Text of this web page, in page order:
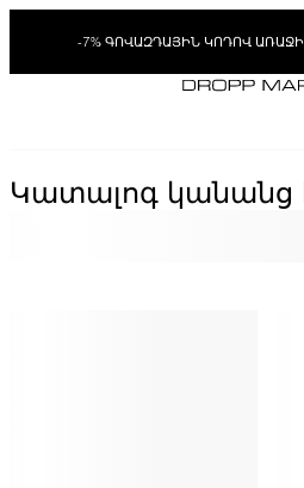
-7% ԳՈՎԱԶԴԱՅԻՆ ԿՈԴՈՎ
Կատալոգ կանանց